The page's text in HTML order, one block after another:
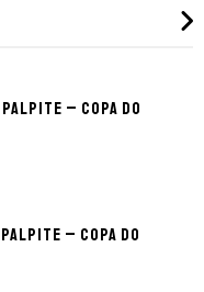
– Copa do
– Copa do